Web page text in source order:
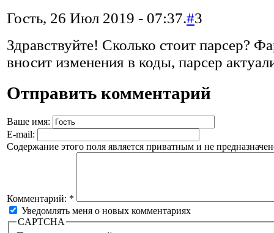
Гость, 26 Июл 2019 - 07:37.#3
Здравствуйте! Сколько стоит парсер?
вносит изменения в коды, парсер
Отправить комментарий
Ваше имя:
E-mail:
Содержание этого поля является приватным и не
Комментарий: *
Уведомлять меня о новых комментариях
CAPTCHA